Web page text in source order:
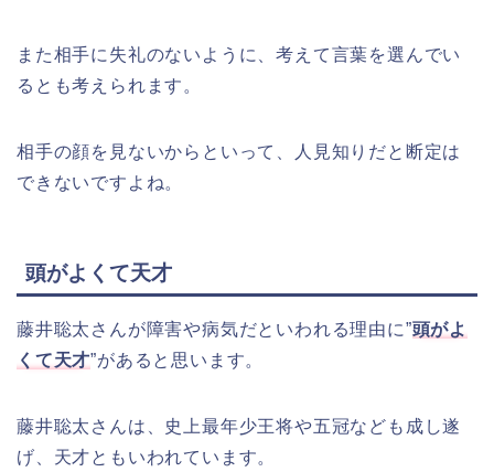
また相手に失礼のないように、考えて言葉を選んでい
るとも考えられます。
相手の顔を見ないからといって、人見知りだと断定は
できないですよね。
頭がよくて天才
藤井聡太さんが障害や病気だといわれる理由に”頭がよ
くて天才”があると思います。
藤井聡太さんは、史上最年少王将や五冠なども成し遂
げ、天才ともいわれています。